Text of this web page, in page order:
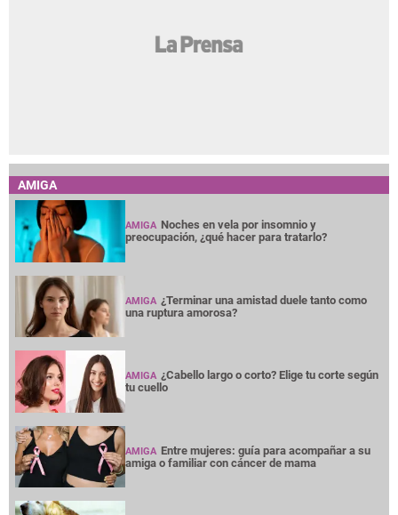
AMIGA
AMIGA Noches en vela por insomnio y
preocupación, ¿qué hacer para tratarlo?
AMIGA ¿Terminar una amistad duele tanto como
una ruptura amorosa?
AMIGA ¿Cabello largo o corto? Elige tu corte según
tu cuello
AMIGA Entre mujeres: guía para acompañar a su
amiga o familiar con cáncer de mama